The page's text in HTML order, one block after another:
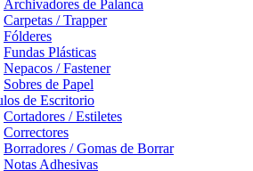
Archivadores de Palanca
Carpetas / Trapper
Fólderes
Fundas Plásticas
Nepacos / Fastener
Sobres de Papel
de Escritorio
Cortadores / Estiletes
Correctores
Borradores / Gomas de Borrar
Notas Adhesivas